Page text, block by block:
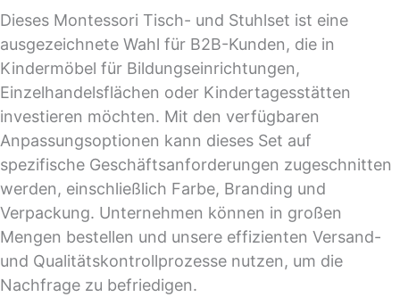
Dieses Montessori Tisch- und Stuhlset ist eine
ausgezeichnete Wahl für B2B-Kunden, die in
Kindermöbel für Bildungseinrichtungen,
Einzelhandelsflächen oder Kindertagesstätten
investieren möchten. Mit den verfügbaren
Anpassungsoptionen kann dieses Set auf
spezifische Geschäftsanforderungen zugeschnitten
werden, einschließlich Farbe, Branding und
Verpackung. Unternehmen können in großen
Mengen bestellen und unsere effizienten Versand-
und Qualitätskontrollprozesse nutzen, um die
Nachfrage zu befriedigen.